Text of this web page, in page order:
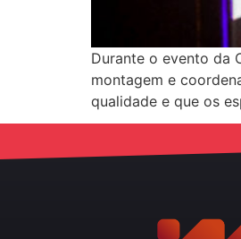
Durante o evento da
montagem e
qualidade e que os